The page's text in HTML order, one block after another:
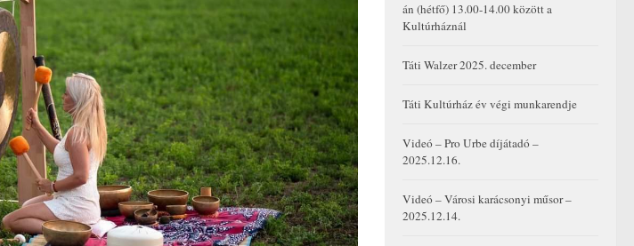
án (hétfő) 13.00-14.00 között a
Kultúrháznál
Táti Walzer 2025. december
Táti Kultúrház év végi munkarendje
Videó – Pro Urbe díjátadó –
2025.12.16.
Videó – Városi karácsonyi műsor –
2025.12.14.